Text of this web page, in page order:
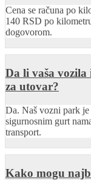
Cena se računa po
140 RSD po
dogovorom.
Da li vaša
za utovar?
Da. Naš vozni park
sigurnosnim gurt
transport.
Kako mogu